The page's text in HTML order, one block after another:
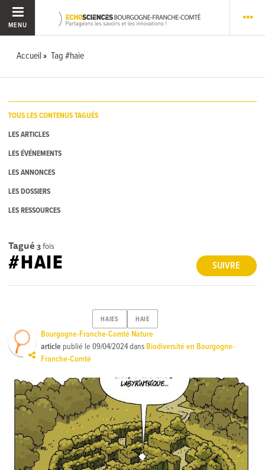
MENU
Accueil Tag #haie
TOUS LES CONTENUS TAGUÉS
LES ARTICLES
LES ÉVÉNEMENTS
LES ANNONCES
LES DOSSIERS
LES RESSOURCES
Tagué 3fois
SUIVRE
#HAIE
HAIES HAIE
Bourgogne-Franche-Comté Nature
article publié le09/04/2024dansBiodiversité en Bourgogne-
Franche-Comté